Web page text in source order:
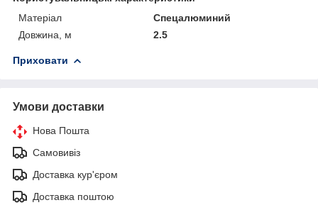
Матеріал
Спецалюминий
Довжина, м
2.5
Приховати
Умови доставки
Нова Пошта
Самовивіз
Доставка кур'єром
Доставка поштою